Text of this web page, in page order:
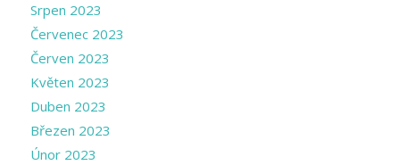
Srpen 2023
Červenec 2023
Červen 2023
Květen 2023
Duben 2023
Březen 2023
Únor 2023